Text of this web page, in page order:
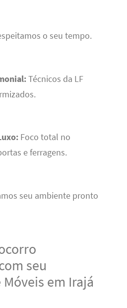
o seu tempo.
Técnicos da LF
Foco total no
e ferragens.
seu ambiente pronto
seu
em Irajá